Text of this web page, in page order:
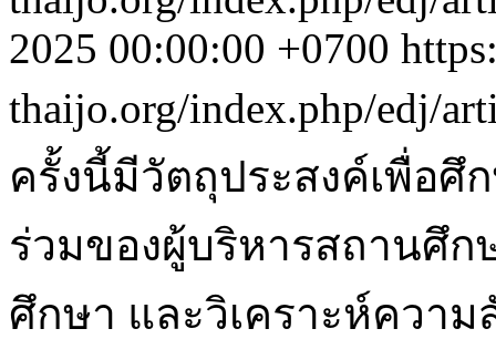
2025 00:00:00 +0700
thaijo.org/index.php/edj/
ครั้งนี้มีวัตถุประสงค์เพื่อศึ
ร่วมของผู้บริหารสถานศึ
ศึกษา และวิเคราะห์ควา